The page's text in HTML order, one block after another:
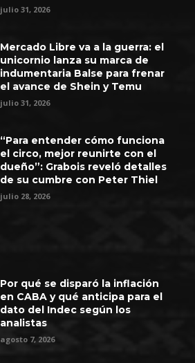
julio 31, 2026
Mercado Libre va a la guerra: el
unicornio lanza su marca de
indumentaria Balse para frenar
el avance de Shein y Temu
julio 31, 2026
“Para entender cómo funciona
el circo, mejor reunirte con el
dueño”: Grabois reveló detalles
de su cumbre con Peter Thiel
julio 28, 2026
Por qué se disparó la inflación
en CABA y qué anticipa para el
dato del Indec según los
analistas
agosto 7, 2026